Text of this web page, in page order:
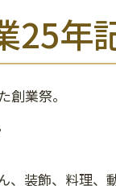
25
創業祭。
、装飾、料理、